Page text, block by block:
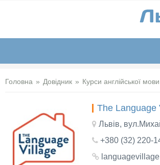
Головна Довідник Курси англійської мови
The Language
Львів,
+380 (32) 220-